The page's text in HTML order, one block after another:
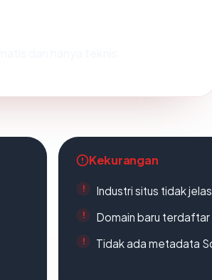
Kekurangan
Industri situs tidak
Domain baru terdaftar
Tidak ada metadata